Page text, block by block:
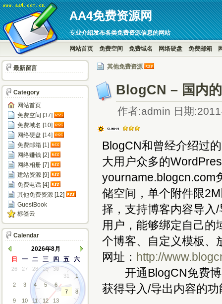
AA4免费资源网
专业介绍发布各类免费资源信息的网站
网站首页 免费空间 免费域名 网络硬盘 免费邮箱
其他免费资源
BlogCN – 国内
作者:admin 日期
BlogCN和曾经介绍过
大用户众多的
yourname.blogcn.com
储空间，单个附件限
择，支持博客内容导入
用户，能够绑定自己的
个博客、自定义模板、
网址： http://
开通BlogCN免费博
获得导入/导出内容的
最新留言
Category
网站首页
免费空间 [37]
免费域名 [10]
网络硬盘 [14]
免费邮箱 [1]
网络赚钱 [2]
网络相册 [7]
建站资源 [9]
免费电话 [4]
其他免费资源 [12]
GuestBook
标签云
Calendar
2026年8月
日
一 二 三 四 五 六
26 27 28 29
30
31
1
2
3 4 5
6
7
8
9
10 11 12
13